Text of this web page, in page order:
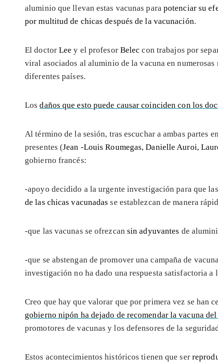
aluminio que llevan estas vacunas para potenciar su
por multitud de chicas después de la vacunación.
El doctorLee y el profesor Belec con trabajos por
viral asociados al aluminio de la vacuna en
diferentes países.
Losdaños que esto puede causar coinciden con los
Al término de la sesión, tras escuchar a ambas partes
presentes (Jean -Louis Roumegas, Danielle Auroi,
gobierno francés:
-apoyo decidido a la urgente investigación para que
de las chicas vacunadas se establezcan de manera
-que las vacunas se ofrezcan sin adyuvantes de
-que se abstengan de promover una campaña de
investigación no ha dado una respuesta satisfactoria a
Creo que hay que valorar que por primera vez se han
gobierno nipón ha dejado de recomendar la vacuna
promotores de vacunas y los defensores de la
Estos acontecimientos históricos tienen que ser